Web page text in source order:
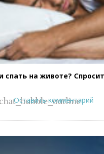
спать на животе?
chat_bubble_outline
Оставить комментарий